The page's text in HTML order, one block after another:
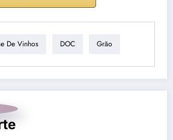
De Vinhos DOC Grão